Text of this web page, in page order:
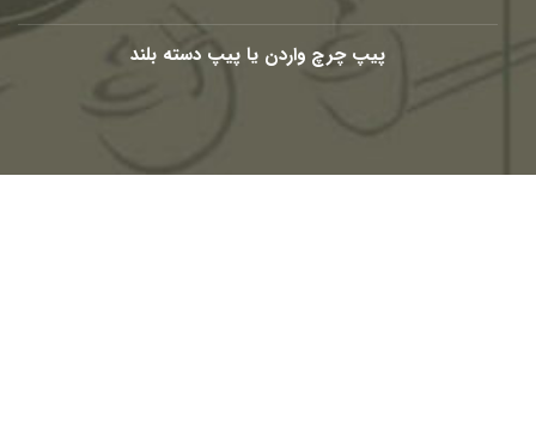
پیپ چرچ واردن یا پیپ دسته بلند